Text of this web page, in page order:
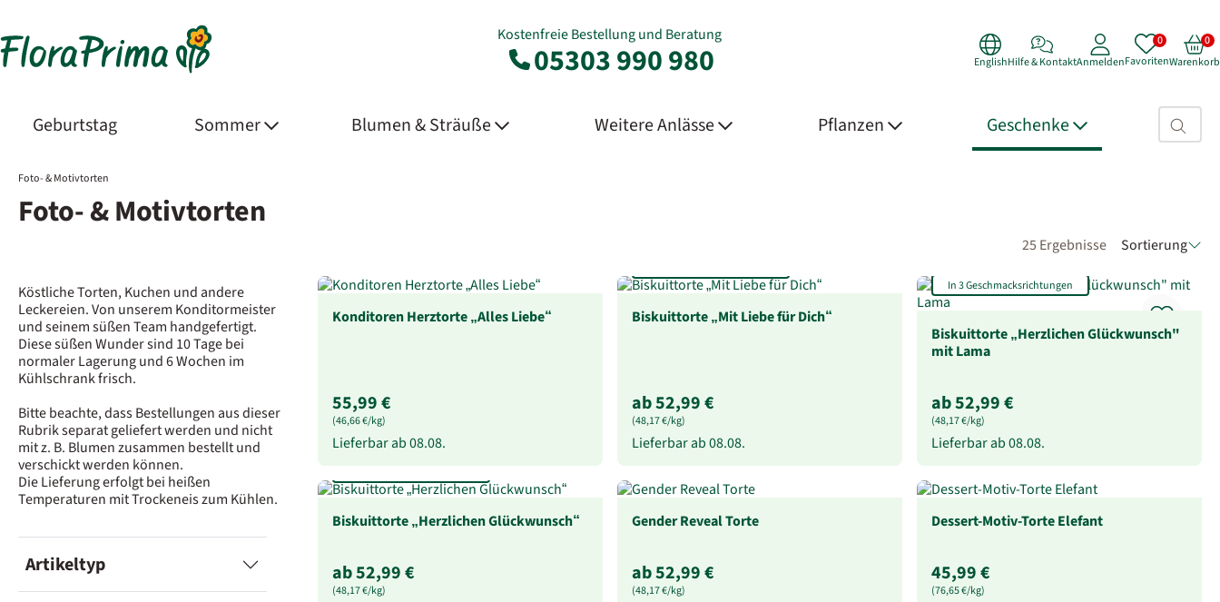
Kostenfreie Bestellung und Beratung
05303 990 980 EnglishHilfe & KontaktAnmeldenFavoritenWarenkorb
Geburtstag Sommer Blumen & Sträuße Weitere Anlässe Pflanzen Geschenke Suchfeld>
Foto- & Motivtorten
Foto- & Motivtorten
25 Ergebnisse Sortierung
Köstliche Torten, Kuchen und andere
Leckereien. Von unserem Konditormeister
und seinem süßen Team handgefertigt.
Diese süßen Wunder sind 10 Tage bei
normaler Lagerung und 6 Wochen im
Kühlschrank frisch.
Bitte beachte, dass Bestellungen aus dieser
Rubrik separat geliefert werden und nicht
mit z. B. Blumen zusammen bestellt und
verschickt werden können.
Die Lieferung erfolgt bei heißen
Temperaturen mit Trockeneis zum Kühlen.
Artikeltyp
Konditoren Herztorte „Alles Liebe“
55,99 €
(46,66 €/kg)
Lieferbar ab08.08.
Biskuittorte „Mit Liebe für Dich“
ab 52,99 €
(48,17 €/kg)
Lieferbar ab08.08.
In 3 Geschmacksrichtungen
Biskuittorte „Herzlichen Glückwunsch"
mit Lama
ab 52,99 €
(48,17 €/kg)
Lieferbar ab08.08.
Biskuittorte „Herzlichen Glückwunsch“
ab 52,99 €
(48,17 €/kg)
Gender Reveal Torte
ab 52,99 €
(48,17 €/kg)
Dessert-Motiv-Torte Elefant
45,99 €
(76,65 €/kg)